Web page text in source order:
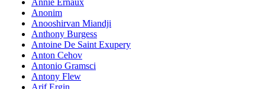
Annie Ernaux
Anonim
Anooshirvan Miandji
Anthony Burgess
Antoine De Saint Exupery
Anton Cehov
Antonio Gramsci
Antony Flew